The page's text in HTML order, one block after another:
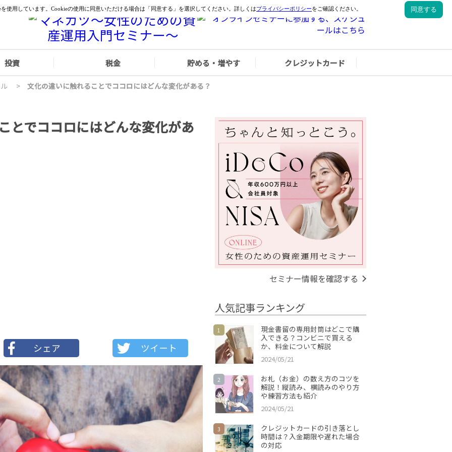
投資 税金 貯める・増やす クレジットカード
> 文化の違いに触れることでココロにはどんな変化がある？
とでココロにはどんな変化があ
シェア ツイート
セミナー情報を確認する
人気記事ランキング
1
現金書留の専用封筒はどこで購
入できる？コンビニで買える
か、料金について解説
2024/05/21
2
お札（お金）の数え方のコツを
解説！縦読み、横読みのやり方
や練習方法も紹介
2024/05/21
3
クレジットカードの引き落とし
時間は？入金期限や遅れた場合
の対応